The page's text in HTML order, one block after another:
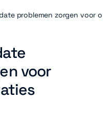
problemen zorgen voor
voor